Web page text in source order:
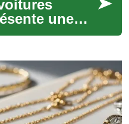
une
pour